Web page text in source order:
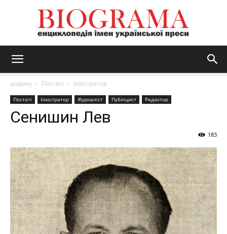
додому Постаті Ілюстратор
Постаті Ілюстратор Журналіст Публіцист Редактор
Сенишин Лев
183